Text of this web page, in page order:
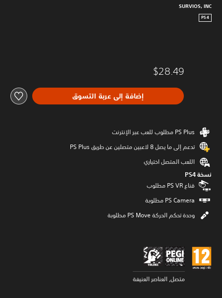
SURVIOS, INC
PS4
$28.49
إضافة إلى عربة التسوق
تدعم إلى ما يصل 8 لاعبين متصلين عن طريق PS Plus‏
اللعب المتصل اختياري
نسخة PS4‏
قناع PS VR مطلوب
وحدة تحكم الحركة PS Move مطلوبة
متصل, العناصر العنيفة